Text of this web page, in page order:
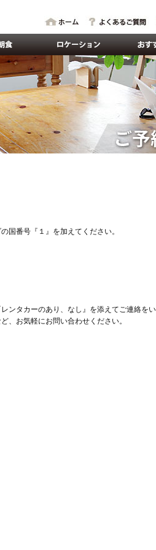
国番号『１』を加えてください。
ンタカーのあり、なし』を添えてご連絡を
、お気軽にお問い合わせください。